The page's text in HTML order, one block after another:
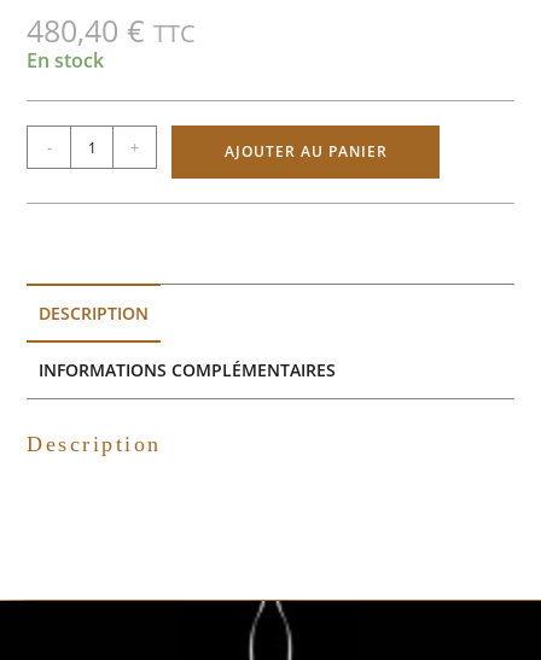
480,40 € TTC
En stock
- + AJOUTER AU PANIER
DESCRIPTION
INFORMATIONS COMPLÉMENTAIRES
Description